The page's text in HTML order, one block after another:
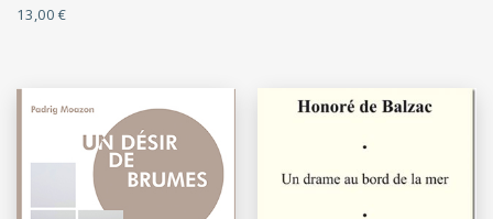
13,00 €